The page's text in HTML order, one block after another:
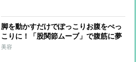
脚を動かすだけでぽっこりお腹をぺっ
こりに！「股関節ムーブ」で腹筋に夢
の縦ラインも
美容